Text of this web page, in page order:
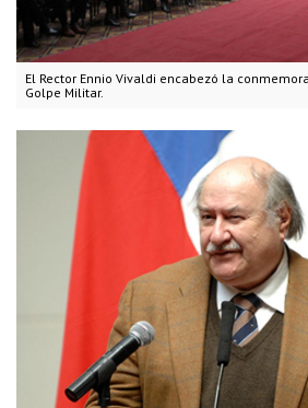
El Rector Ennio Vivaldi encabezó la
Golpe Militar.